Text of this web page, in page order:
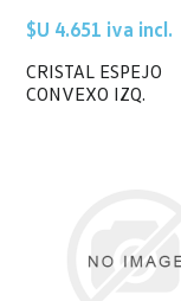
$U 4.651 iva incl.
CRISTAL ESPEJO
CONVEXO IZQ.